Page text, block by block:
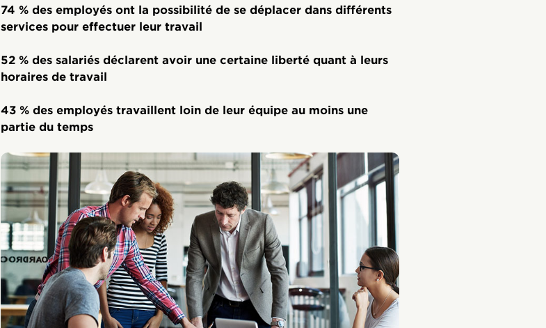
74 % des employés ont la possibilité de se déplacer dans différents
services pour effectuer leur travail
52 % des salariés déclarent avoir une certaine liberté quant à leurs
horaires de travail
43 % des employés travaillent loin de leur équipe au moins une
partie du temps